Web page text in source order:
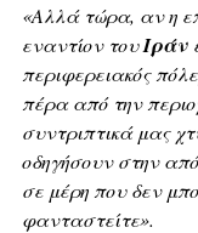
«Αλλά τώρα, αν η
εναντίον του Ιράν
περιφερειακός
πέρα από την
συντριπτικά μας
οδηγήσουν στην
σε μέρη που δεν
φανταστείτε».